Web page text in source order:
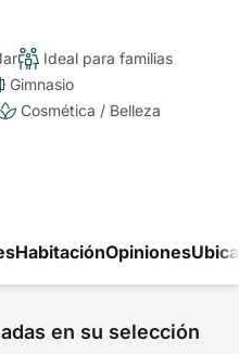
Ideal para familias
Gimnasio
Cosmética / Belleza
HabitaciónOpiniones
en su selección